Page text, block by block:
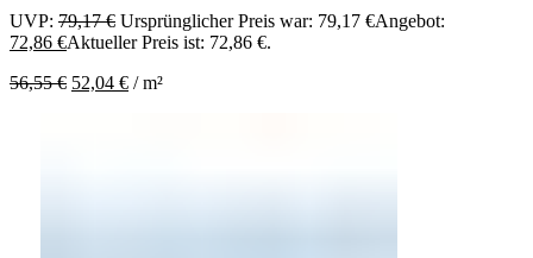
UVP: 79,17€ Ursprünglicher Preis war: 79,17 €Angebot:
72,86 €Aktueller Preis ist: 72,86 €.
56,55€ 52,04 € /m²